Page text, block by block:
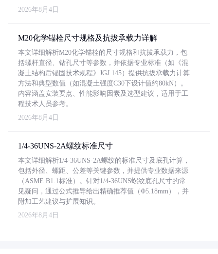
2026年8月4日
M20化学锚栓尺寸规格及抗拔承载力详解
本文详细解析M20化学锚栓的尺寸规格和抗拔承载力，包
括螺杆直径、钻孔尺寸等参数，并依据专业标准（如《混
凝土结构后锚固技术规程》JGJ 145）提供抗拔承载力计算
方法和典型数值（如混凝土强度C30下设计值约80kN）。
内容涵盖安装要点、性能影响因素及选型建议，适用于工
程技术人员参考。
2026年8月4日
1/4-36UNS-2A螺纹标准尺寸
本文详细解析1/4-36UNS-2A螺纹的标准尺寸及底孔计算，
包括外径、螺距、公差等关键参数，并提供专业数据来源
（ASME B1.1标准）。针对1/4-36UNS螺纹底孔尺寸的常
见疑问，通过公式推导给出精确推荐值（Φ5.18mm），并
附加工艺建议与扩展知识。
2026年8月4日